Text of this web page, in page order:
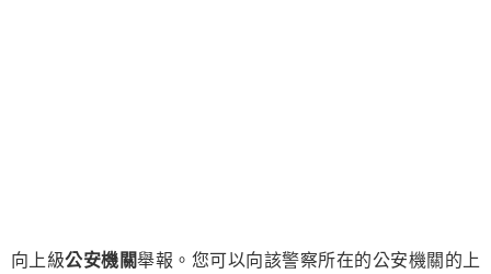
向上級公安機關舉報。您可以向該警察所在的公安機關的上